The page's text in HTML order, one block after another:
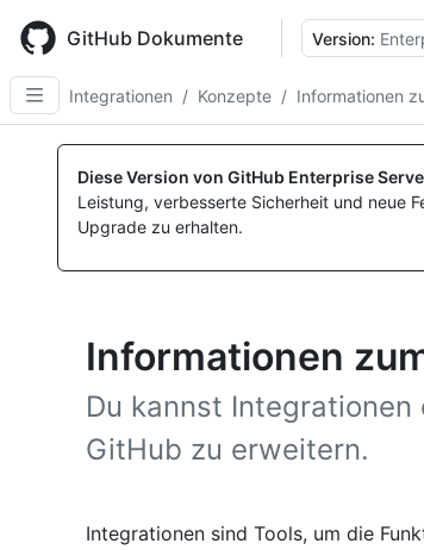
main
content
GitHub Dokumente Version:
Integrationen / Konzepte / Informationen
Diese Version von GitHub Enterprise
Leistung, verbesserte Sicherheit und neue
Upgrade zu erhalten.
Informationen
Du kannst
GitHub zu erweitern.
Integrationen sind Tools, um die